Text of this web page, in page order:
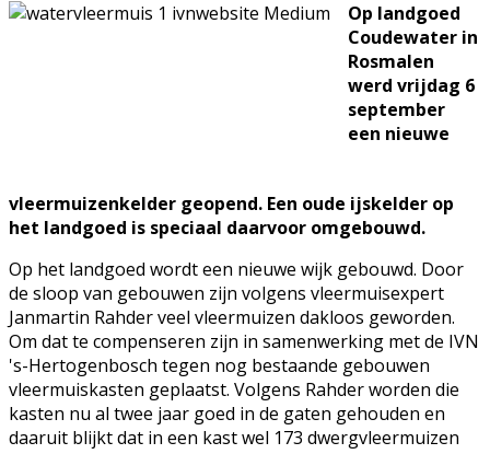
Op landgoed
Coudewater in
Rosmalen
werd vrijdag 6
september
een nieuwe
vleermuizenkelder geopend. Een oude ijskelder op
het landgoed is speciaal daarvoor omgebouwd.
Op het landgoed wordt een nieuwe wijk gebouwd. Door
de sloop van gebouwen zijn volgens vleermuisexpert
Janmartin Rahder veel vleermuizen dakloos geworden.
Om dat te compenseren zijn in samenwerking met de IVN
's-Hertogenbosch tegen nog bestaande gebouwen
vleermuiskasten geplaatst. Volgens Rahder worden die
kasten nu al twee jaar goed in de gaten gehouden en
daaruit blijkt dat in een kast wel 173 dwergvleermuizen